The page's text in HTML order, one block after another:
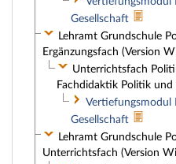
Gesellschaft
Lehramt Grundschule
Ergänzungsfach (Version
Unterrichtsfach
Fachdidaktik Politik und
Vertiefungsmodul
Gesellschaft
Lehramt Grundschule
Unterrichtsfach (Version